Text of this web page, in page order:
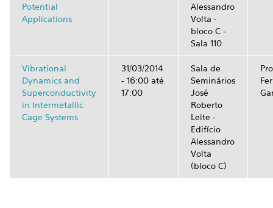
Potential
Applications
Alessandro
Volta -
bloco C -
Sala 110
Vibrational
Dynamics and
Superconductivity
in Intermetallic
Cage Systems
31/03/2014
- 16:00 até
17:00
Sala de
Seminários
José
Roberto
Leite -
Edifício
Alessandro
Volta
(bloco C)